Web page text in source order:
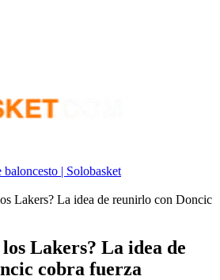
| Solobasket
Lakers? La idea de reunirlo con Doncic
Lakers? La idea de
cobra fuerza